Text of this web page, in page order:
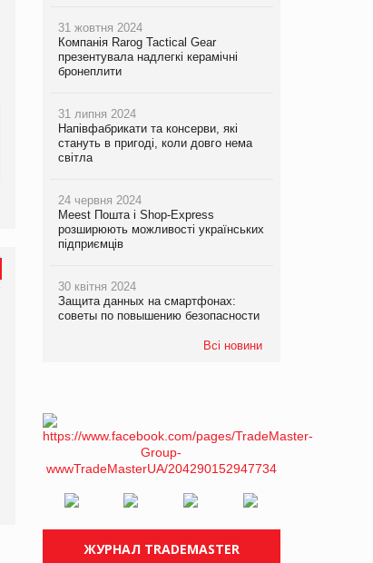
EVA.UA запустила
кампанію «Хто б знав» про
асортимент, якого покупці
платформі
збиток у першому півріччі
31 жовтня 2024
Компанія Rarog Tactical Gear
презентувала надлегкі керамічні
бронеплити
31 липня 2024
Напівфабрикати та консерви, які
стануть в пригоді, коли довго нема
світла
24 червня 2024
Meest Пошта і Shop-Express
розширюють можливості українських
підприємців
30 квітня 2024
Защита данных на смартфонах:
советы по повышению безопасности
Всі новини
ЖУРНАЛ TRADEMASTER